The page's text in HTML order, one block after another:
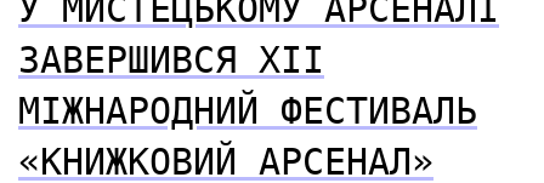
У МИСТЕЦЬКОМУ АРСЕНАЛІ
ЗАВЕРШИВСЯ ХІІ
МІЖНАРОДНИЙ ФЕСТИВАЛЬ
«КНИЖКОВИЙ АРСЕНАЛ»